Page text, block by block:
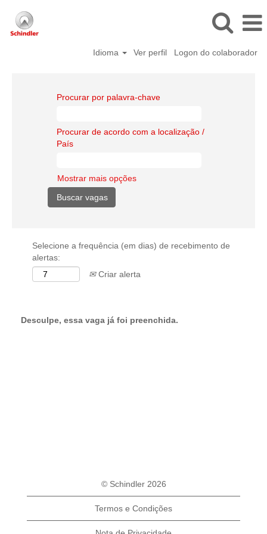
Idioma Ver perfil Logon do colaborador
Procurar por palavra-chave
Procurar de acordo com a localização /
País
Mostrar mais opções
Selecione a frequência (em dias) de recebimento de
alertas:
Criar alerta
Desculpe, essa vaga já foi preenchida.
© Schindler 2026
Termos e Condições